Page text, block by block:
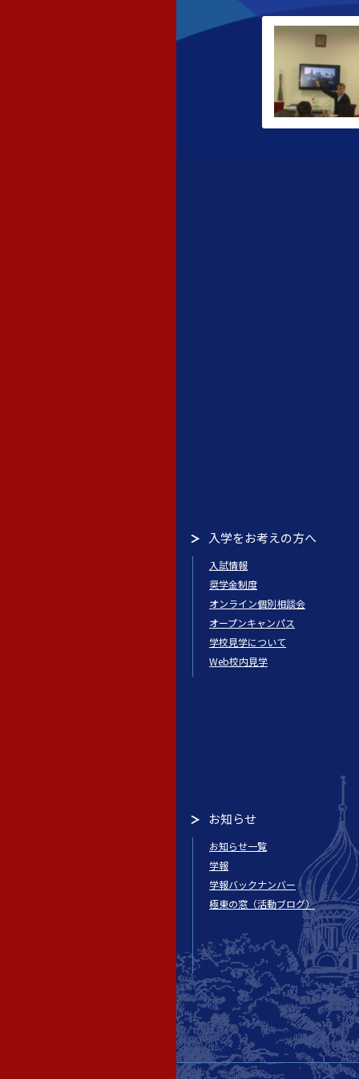
入学をお考えの方へ
入試情報
奨学金制度
オンライン個別相談会
オープンキャンパス
学校見学について
Web校内見学
お知らせ
お知らせ一覧
学報
学報バックナンバー
極東の窓（活動ブログ）